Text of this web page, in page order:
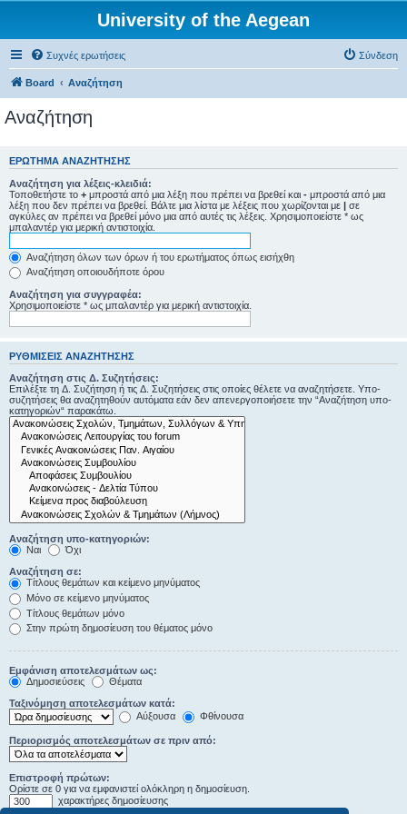
University of the Aegean
Συχνές ερωτήσεις Σύνδεση
Board Αναζήτηση
Αναζήτηση
ΕΡΏΤΗΜΑ ΑΝΑΖΉΤΗΣΗΣ
Αναζήτηση για λέξεις-κλειδιά:
Τοποθετήστε το + μπροστά από μια λέξη που πρέπει να βρεθεί και - μπροστά από μια
λέξη που δεν πρέπει να βρεθεί. Βάλτε μια λίστα με λέξεις που χωρίζονται με | σε
αγκύλες αν πρέπει να βρεθεί μόνο μια από αυτές τις λέξεις. Χρησιμοποιείστε * ως
μπαλαντέρ για μερική αντιστοιχία.
Αναζήτηση όλων των όρων ή του ερωτήματος όπως εισήχθη
Αναζήτηση οποιουδήποτε όρου
Αναζήτηση για συγγραφέα:
Χρησιμοποιείστε * ως μπαλαντέρ για μερική αντιστοιχία.
ΡΥΘΜΊΣΕΙΣ ΑΝΑΖΉΤΗΣΗΣ
Αναζήτηση στις Δ. Συζητήσεις:
Επιλέξτε τη Δ. Συζήτηση ή τις Δ. Συζητήσεις στις οποίες θέλετε να αναζητήσετε. Υπο-
συζητήσεις θα αναζητηθούν αυτόματα εάν δεν απενεργοποιήσετε την “Αναζήτηση υπο-
κατηγοριών“ παρακάτω.
Αναζήτηση υπο-κατηγοριών:
Ναι
Όχι
Αναζήτηση σε:
Τίτλους θεμάτων και κείμενο μηνύματος
Μόνο σε κείμενο μηνύματος
Τίτλους θεμάτων μόνο
Στην πρώτη δημοσίευση του θέματος μόνο
Εμφάνιση αποτελεσμάτων ως:
Δημοσιεύσεις
Θέματα
Ταξινόμηση αποτελεσμάτων κατά:
Αύξουσα
Φθίνουσα
Περιορισμός αποτελεσμάτων σε πριν από:
Επιστροφή πρώτων:
Ορίστε σε 0 για να εμφανιστεί ολόκληρη η δημοσίευση.
χαρακτήρες δημοσίευσης